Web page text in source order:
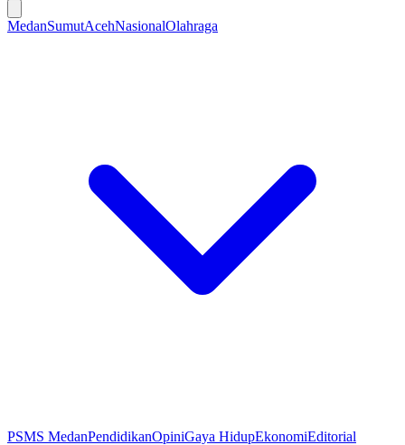
MedanSumutAcehNasionalOlahraga
PSMS MedanPendidikanOpiniGaya HidupEkonomiEditorial